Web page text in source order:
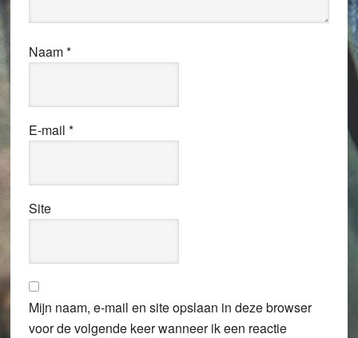
Naam*
E-mail *
Site
Mijn naam, e-mail en site opslaan in deze browser
voor de volgende keer wanneer ik een reactie